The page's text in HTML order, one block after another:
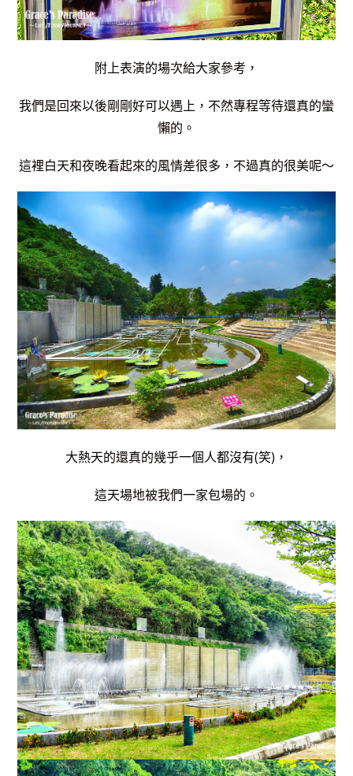
附上表演的場次給大家參考，
我們是回來以後剛剛好可以遇上，不然專程等待還真的蠻
懶的。
這裡白天和夜晚看起來的風情差很多， 不過真的很美呢～
大熱天的還真的幾乎一個人都沒有(笑)，
這天場地被我們一家包場的。